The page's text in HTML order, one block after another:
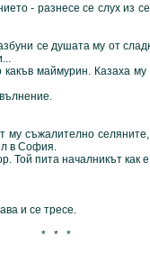
- разнесе се слух из
се душата му от
какъв маймурин. Казаха
селяните,
в София.
пита началникът как е
и се тресе.
* * *